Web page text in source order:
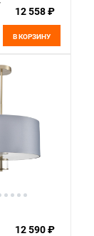
12 558 ₽
В КОРЗИНУ
12 590 ₽